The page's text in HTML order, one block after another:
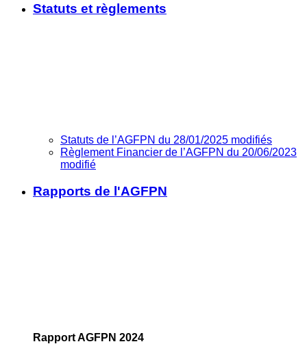
Statuts et règlements
Statuts de l’AGFPN du 28/01/2025 modifiés
Règlement Financier de l’AGFPN du 20/06/2023
modifié
Rapports de l'AGFPN
Rapport AGFPN 2024